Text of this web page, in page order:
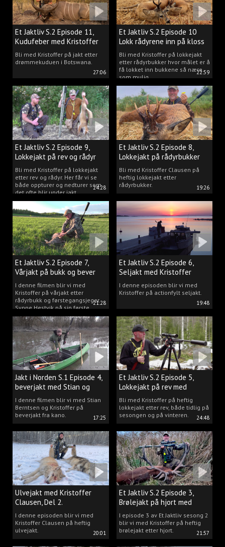
27:06
Et Jaktliv S.2 Episode 11,
Kudufeber med Kristoffer
Clausen
Bli med Kristoffer på jakt etter
drømmekuduen i Botswana.
22:59
Et Jaktliv S.2 Episode 10
Lokk rådyrene inn på kloss
hold.
Bli med Kristoffer på lokkejakt
etter rådyrbukker hvor målet er å
få lokket inn bukkene så nære
som mulig.
24:28
Et Jaktliv S.2 Episode 9,
Lokkejakt på rev og rådyr
med Kristoffer Clausen
Bli med Kristoffer på lokkejakt
etter rev og rådyr. Her får vi se
både oppturer og nedturer som
det ofte blir under jakt.
19:26
Et Jaktliv S.2 Episode 8,
Lokkejakt på rådyrbukker
2023 nr. 1
Bli med Kristoffer Clausen på
heftig lokkejakt etter
rådyrbukker.
21:28
Et Jaktliv S.2 Episode 7,
Vårjakt på bukk og bever
I denne filmen blir vi med
Kristoffer på vårjakt etter
rådyrbukk og førstegangsjeger
Synne Hestvik på sin første
beverjakt.
19:48
Et Jaktliv S.2 Episode 6,
Seljakt med Kristoffer
Clausen
I denne episoden blir vi med
Kristoffer på actionfylt seljakt.
17:25
Jakt i Norden S.1 Episode 4,
beverjakt med Stian og
Kristoffer
I denne filmen blir vi med Stian
Berntsen og Kristoffer på
beverjakt fra kano.
24:48
Et Jaktliv S.2 Episode 5,
Lokkejakt på rev med
Kristoffer Clausen
Bli med Kristoffer på heftig
lokkejakt etter rev, både tidlig på
sesongen og på vinteren.
20:01
Ulvejakt med Kristoffer
Clausen, Del 2.
I denne episoden blir vi med
Kristoffer Clausen på heftig
ulvejakt.
21:57
Et Jaktliv S.2 Episode 3,
Brølejakt på hjort med
Kristoffer Clausen
I episode 3 av Et Jaktliv sesong 2
blir vi med Kristoffer på heftig
brølejakt etter hjort.